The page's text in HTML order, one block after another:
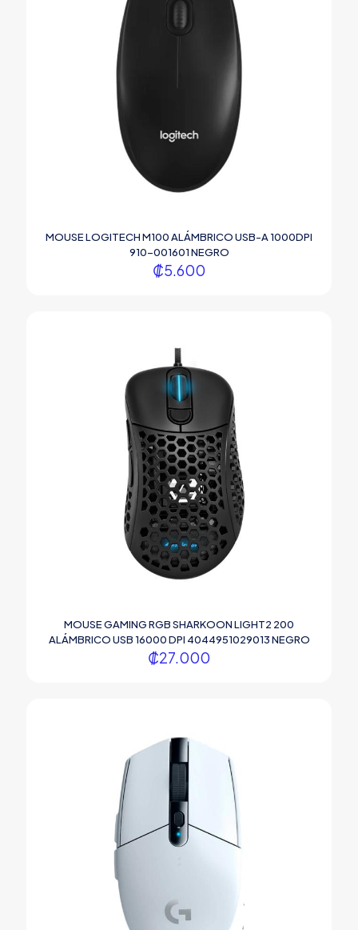
MOUSE LOGITECH M100 ALÁMBRICO USB-A 1000DPI
910-001601 NEGRO
₡5.600
MOUSE GAMING RGB SHARKOON LIGHT2 200
ALÁMBRICO USB 16000 DPI 4044951029013 NEGRO
₡27.000